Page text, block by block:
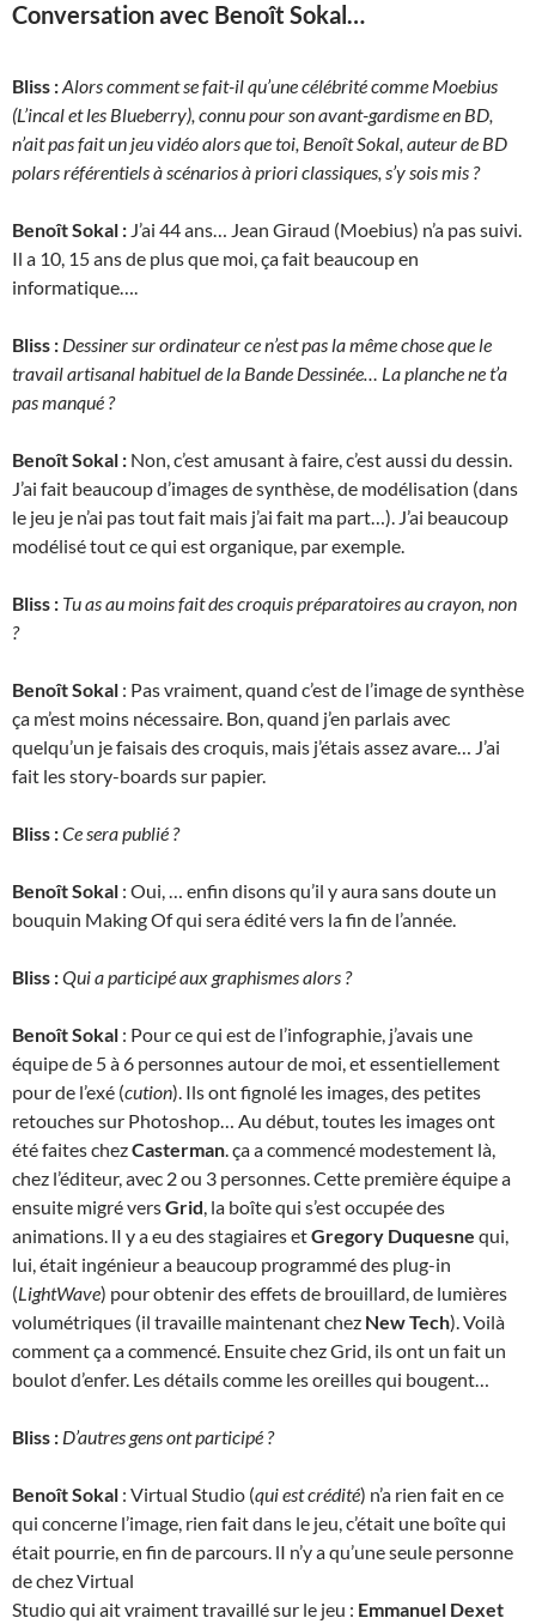
Conversation avec Benoît Sokal…
Bliss :Alors comment se fait-il qu’une célébrité comme Moebius
(L’incal et les Blueberry), connu pour son avant-gardisme en BD,
n’ait pas fait un jeu vidéo alors que toi, Benoît Sokal, auteur de BD
polars référentiels à scénarios à priori classiques, s’y sois mis ?
Benoît Sokal : J’ai 44 ans… Jean Giraud (Moebius) n’a pas suivi.
Il a 10, 15 ans de plus que moi, ça fait beaucoup en
informatique….
Bliss : Dessiner sur ordinateur ce n’est pas la même chose que le
travail artisanal habituel de la Bande Dessinée… La planche ne t’a
pas manqué ?
Benoît Sokal : Non, c’est amusant à faire, c’est aussi du dessin.
J’ai fait beaucoup d’images de synthèse, de modélisation (dans
le jeu je n’ai pas tout fait mais j’ai fait ma part…). J’ai beaucoup
modélisé tout ce qui est organique, par exemple.
Bliss : Tu as au moins fait des croquis préparatoires au crayon, non
?
Benoît Sokal : Pas vraiment, quand c’est de l’image de synthèse
ça m’est moins nécessaire. Bon, quand j’en parlais avec
quelqu’un je faisais des croquis, mais j’étais assez avare… J’ai
fait les story-boards sur papier.
Bliss :Ce sera publié ?
Benoît Sokal : Oui, … enfin disons qu’il y aura sans doute un
bouquin Making Of qui sera édité vers la fin de l’année.
Bliss :Qui a participé aux graphismes alors ?
Benoît Sokal : Pour ce qui est de l’infographie, j’avais une
équipe de 5 à 6 personnes autour de moi, et essentiellement
pour de l’exé (cution). Ils ont fignolé les images, des petites
retouches sur Photoshop… Au début, toutes les images ont
été faites chezCasterman. ça a commencé modestement là,
chez l’éditeur, avec 2 ou 3 personnes. Cette première équipe a
ensuite migré versGrid, la boîte qui s’est occupée des
animations. lI y a eu des stagiaires etGregory Duquesne qui,
lui, était ingénieur a beaucoup programmé des plug-in
(LightWave) pour obtenir des effets de brouillard, de lumières
volumétriques (il travaille maintenant chez New Tech). Voilà
comment ça a commencé. Ensuite chez Grid, ils ont un fait un
boulot d’enfer. Les détails comme les oreilles qui bougent…
Bliss : D’autres gens ont participé ?
Benoît Sokal : Virtual Studio (qui est crédité) n’a rien fait en ce
qui concerne l’image, rien fait dans le jeu, c’était une boîte qui
était pourrie, en fin de parcours. lI n’y a qu’une seule personne
de chez Virtual
Studio qui ait vraiment travaillé sur le jeu : Emmanuel Dexet